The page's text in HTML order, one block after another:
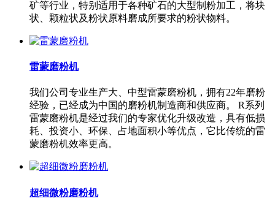
矿等行业，特别适用于各种矿石的大型制粉加工，将块
状、颗粒状及粉状原料磨成所要求的粉状物料。
雷蒙磨粉机
我们公司专业生产大、中型雷蒙磨粉机，拥有22年磨粉
经验，已经成为中国的磨粉机制造商和供应商。 R系列
雷蒙磨粉机是经过我们的专家优化升级改造，具有低损
耗、投资小、环保、占地面积小等优点，它比传统的雷
蒙磨粉机效率更高。
超细微粉磨粉机